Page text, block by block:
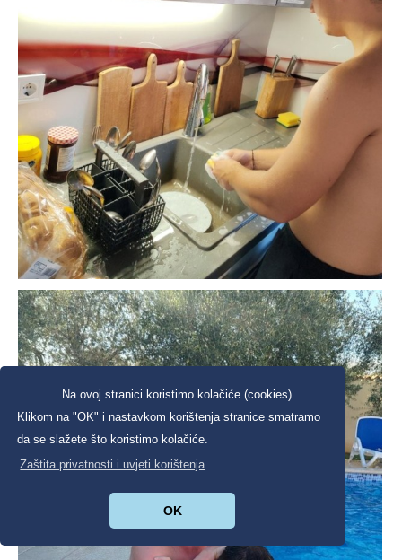
Na ovoj stranici koristimo kolačiće (cookies).
Klikom na "OK" i nastavkom korištenja stranice smatramo
da se slažete što koristimo kolačiće.
Zaštita privatnosti i uvjeti korištenja
OK